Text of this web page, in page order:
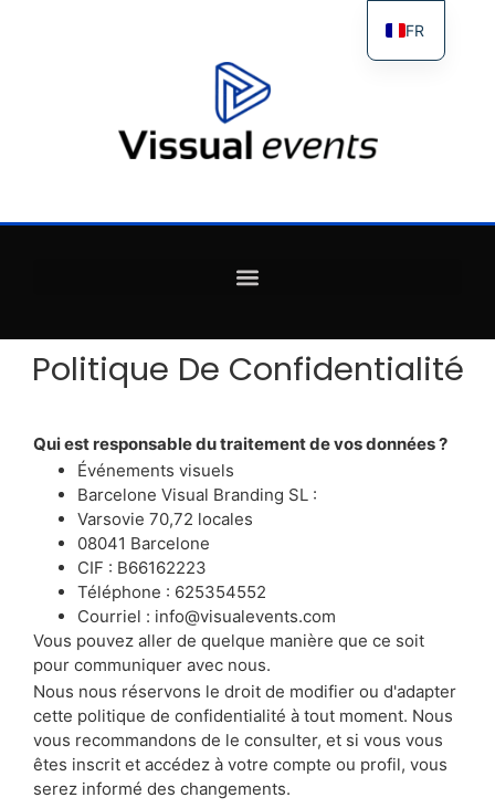
Politique De Confidentialité
Qui est responsable du traitement de vos données ?
Événements visuels
Barcelone Visual Branding SL :
Varsovie 70,72 locales
08041 Barcelone
CIF : B66162223
Téléphone : 625354552
Courriel : info@visualevents.com
Vous pouvez aller de quelque manière que ce soit
pour communiquer avec nous.
Nous nous réservons le droit de modifier ou d'adapter
cette politique de confidentialité à tout moment. Nous
vous recommandons de le consulter, et si vous vous
êtes inscrit et accédez à votre compte ou profil, vous
serez informé des changements.
FR
ES